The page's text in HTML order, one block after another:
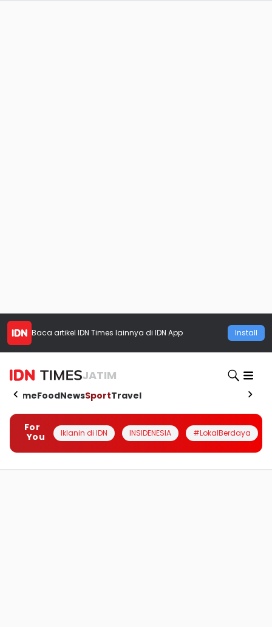
Baca artikel IDN Times lainnya di IDN App Install
JATIM
HomeFoodNewsSportTravel
For
You
Iklanin di IDN INSIDENESIA #LokalBerdaya